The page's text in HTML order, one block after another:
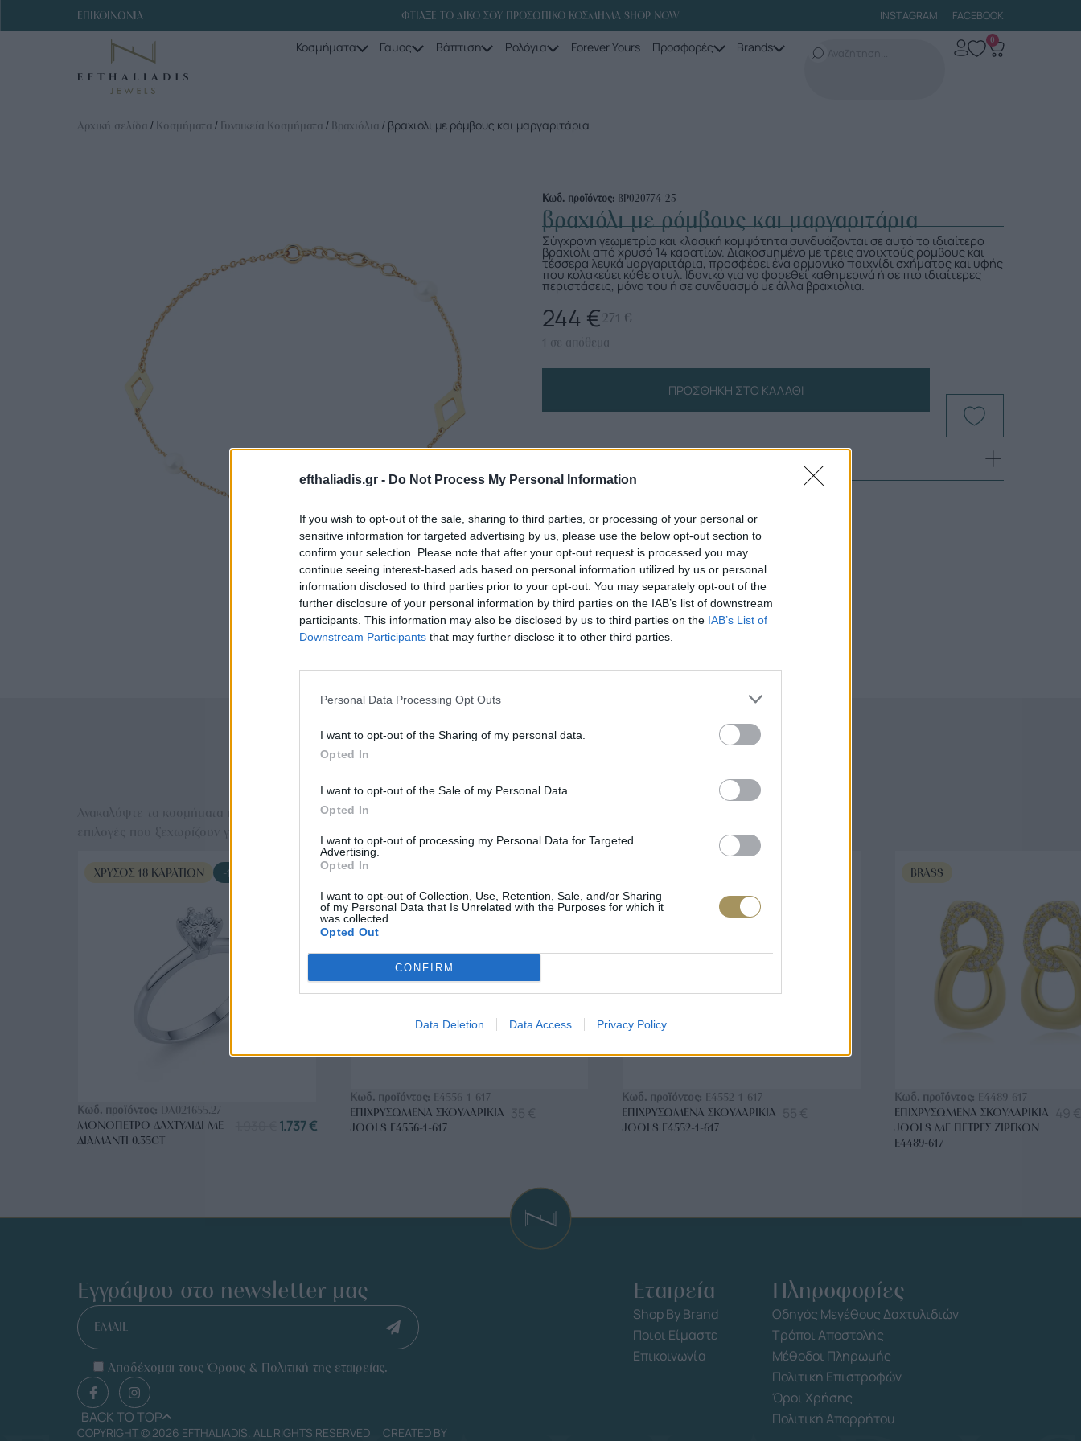
efthaliadis.gr - Do Not Process My Personal Information
If you wish to opt-out of the sale, sharing to third parties, or processing of your personal or
sensitive information for targeted advertising by us, please use the below opt-out section to
confirm your selection. Please note that after your opt-out request is processed you may
continue seeing interest-based ads based on personal information utilized by us or personal
information disclosed to third parties prior to your opt-out. You may separately opt-out of the
further disclosure of your personal information by third parties on the IAB’s list of downstream
participants. This information may also be disclosed by us to third parties on the IAB’s List of
Downstream Participants that may further disclose it to other third parties.
Personal Data Processing Opt Outs
I want to opt-out of the Sharing of my personal data.
Opted In
I want to opt-out of the Sale of my Personal Data.
Opted In
I want to opt-out of processing my Personal Data for Targeted
Advertising.
Opted In
I want to opt-out of Collection, Use, Retention, Sale, and/or Sharing
of my Personal Data that Is Unrelated with the Purposes for which it
was collected.
Opted Out
CONFIRM
Data Deletion Data Access Privacy Policy
ΕΠΙΚΟΙΝΩΝΙΑ ΦΤΙΑΞΕ ΤΟ ΔΙΚΟ ΣΟΥ ΠΡΟΣΩΠΙΚΟ ΚΟΣΜΗΜΑ SHOP NOW INSTAGRAM FACEBOOK
Κοσμήματα Γάμος Βάπτιση Ρολόγια Forever Yours Προσφορές Brands 0
Αρχική σελίδα / Κοσμήματα / Γυναικεία Κοσμήματα / Βραχιόλια / βραχιόλι με ρόμβους και μαργαριτάρια
Κωδ. προϊόντος: ΒΡ020774-25
βραχιόλι με ρόμβους και μαργαριτάρια
Σύγχρονη γεωμετρία και κλασική κομψότητα συνδυάζονται σε αυτό το ιδιαίτερο
βραχιόλι από χρυσό 14 καρατίων. Διακοσμημένο με τρεις ανοιχτούς ρόμβους και
τέσσερα λευκά μαργαριτάρια, προσφέρει ένα αρμονικό παιχνίδι σχήματος και υφής
που κολακεύει κάθε στυλ. Ιδανικό για να φορεθεί καθημερινά ή σε πιο ιδιαίτερες
περιστάσεις, μόνο του ή σε συνδυασμό με άλλα βραχιόλια.
271€
244 €
1 σε απόθεμα
ΠΡΟΣΘΉΚΗ ΣΤΟ ΚΑΛΆΘΙ
Επιλογές Που Ταιριάζουν
Ανακαλύψτε τα κοσμήματα που αγαπήθηκαν περισσότερο! Εδώ θα βρείτε τις κορυφαίες
ΧΡΥΣΌΣ 18 ΚΑΡΑΤΊΩΝ -10%
Κωδ. προϊόντος: DA021655.27
ΜΟΝΌΠΕΤΡΟ ΔΑΧΤΥΛΊΔΙ ΜΕ
ΔΙΑΜΆΝΤΙ 0.35CT
1.737€
BRASS
Κωδ. προϊόντος: E4556-1-617
ΕΠΙΧΡΥΣΩΜΈΝΑ ΣΚΟΥΛΑΡΊΚΙΑ
JOOLS E4556-1-617
Κωδ. προϊόντος: E4552-1-617
ΕΠΙΧΡΥΣΩΜΈΝΑ ΣΚΟΥΛΑΡΊΚΙΑ
JOOLS E4552-1-617
BRASS
Κωδ. προϊόντος: E4489-617
ΕΠΙΧΡΥΣΩΜΈΝΑ ΣΚΟΥΛΑΡΊΚΙΑ
JOOLS ΜΕ ΠΈΤΡΕΣ ΖΙΡΓΚΌΝ
E4489-617
Εγγράψου στο newsletter μας
EMAIL
Αποδέχομαι τους Όρους & Πολιτική της εταιρείας.
BACK TO TOP
Εταιρεία
Shop By Brand
Ποιοι Είμαστε
Επικοινωνία
Πληροφορίες
Οδηγός Μεγέθους Δαχτυλιδιών
Τρόποι Αποστολής
Μέθοδοι Πληρωμής
Πολιτική Επιστροφών
Όροι Χρήσης
Πολιτική Απορρήτου
COPYRIGHT © 2026 EFTHALIADIS. ALL RIGHTS RESERVED CREATED BY